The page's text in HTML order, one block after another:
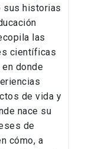
sus historias
las
científicas
donde
de vida y
nace su
de
cómo, a